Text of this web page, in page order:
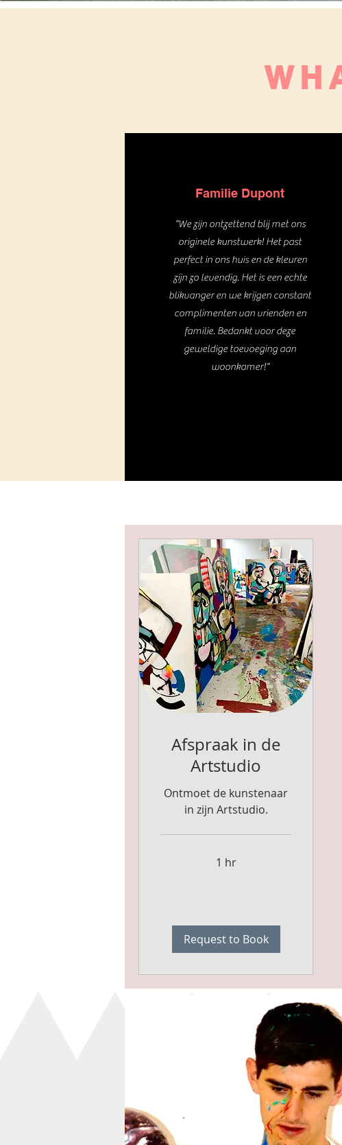
Familie Dupont
"We zijn ontzettend blij met ons
originele kunstwerk! Het past
perfect in ons huis en de kleuren
zijn zo levendig. Het is een echte
blikvanger en we krijgen constant
complimenten van vrienden en
familie. Bedankt voor deze
geweldige toevoeging aan
woonkamer!"
Afspraak in de
Artstudio
Ontmoet de kunstenaar
in zijn Artstudio.
1 hr
Request to Book